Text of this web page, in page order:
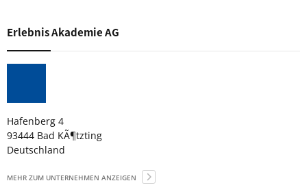
Erlebnis Akademie AG
Hafenberg 4
93444 Bad KÃ¶tzting
Deutschland
MEHR ZUM UNTERNEHMEN ANZEIGEN